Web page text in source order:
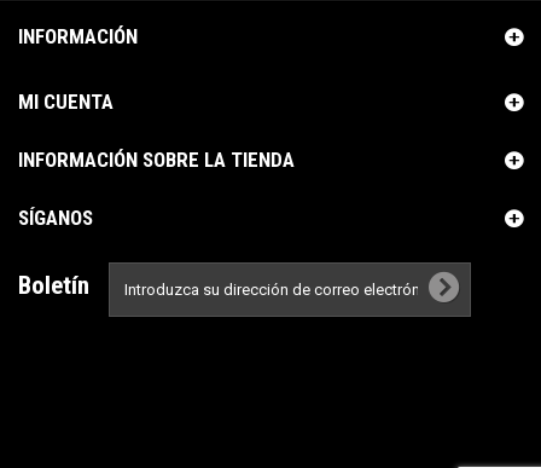
INFORMACIÓN
MI CUENTA
INFORMACIÓN SOBRE LA TIENDA
SÍGANOS
Boletín